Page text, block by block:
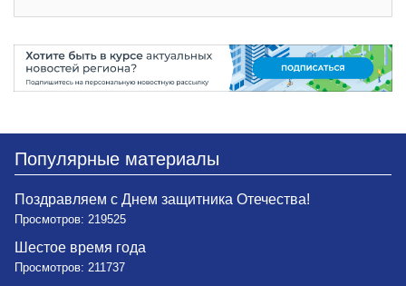
Популярные материалы
Поздравляем с Днем защитника Отечества!
Просмотров: 219525
Шестое время года
Просмотров: 211737